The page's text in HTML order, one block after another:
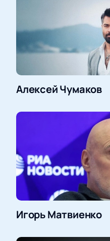
Алексей Чумаков
Игорь Матвиенко